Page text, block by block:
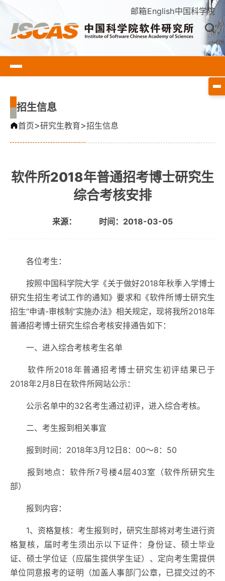
邮箱English中国科学院
招生信息
首页>研究生教育>招生信息
软件所2018年普通招考博士研究生
综合考核安排
来源： 时间：2018-03-05
各位考生：
按照中国科学院大学《关于做好2018年秋季入学博士
研究生招生考试工作的通知》要求和《软件所博士研究生
招生“申请-审核制”实施办法》相关规定，现将我所2018年
普通招考博士研究生综合考核安排通告如下：
一、进入综合考核考生名单
软件所2018年普通招考博士研究生初评结果已于
2018年2月 8 日在软件所网站公示：
公示名单中的32名考生通过初评，进入综合考核。
二、考生报到相关事宜
报到时间： 2018年3月 12 日 8 ： 00～8 ： 50
报到地点：软件所7号楼4层403室（软件所研究生
部）
报到内容：
1、资格复核：考生报到时，研究生部将对考生进行资
格复核，届时考生须出示以下证件：身份证、硕士毕业
证、硕士学位证（应届生提供学生证）、定向考生需提供
单位同意报考的证明（加盖人事部门公章，已提交过的不